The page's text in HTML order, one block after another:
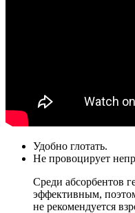
Удобно глотать.
Не провоцирует
Среди абсорбентов
эффективным,
не рекомендуется